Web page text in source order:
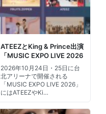
ATEEZとKing & Prince出演
「MUSIC EXPO LIVE 2026
2026年10月24日・25日に台
北アリーナで開催される
「MUSIC EXPO LIVE 2026」
にはATEEZやKi…